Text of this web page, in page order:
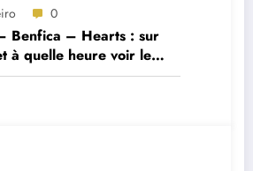
0
Benfica – Hearts : sur
à quelle heure voir le